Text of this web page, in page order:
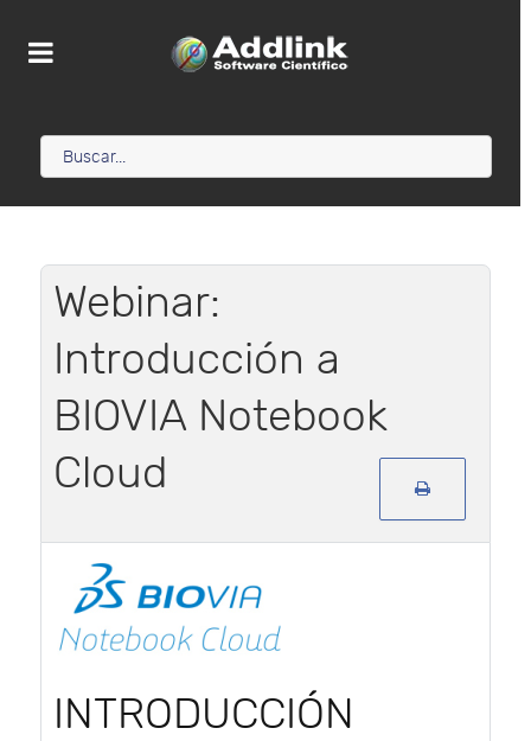
Webinar:
Introducción a
BIOVIA Notebook
Cloud
INTRODUCCIÓN